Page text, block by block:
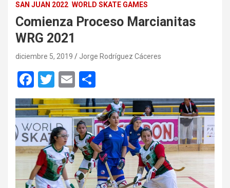
SAN JUAN 2022 WORLD SKATE GAMES
Comienza Proceso Marcianitas
WRG 2021
diciembre 5, 2019 Jorge Rodríguez Cáceres
F
a
ce
b
o
o
k
T
wi
tt
er
E
m
ail
o
m
p
ar
tir